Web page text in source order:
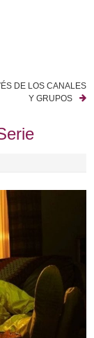
DE LOS CANALES
Y GRUPOS